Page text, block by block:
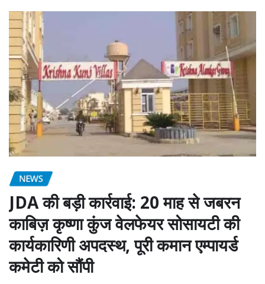
NEWS
JDA की बड़ी कार्रवाई: 20 माह से जबरन
काबिज़ कृष्णा कुंज वेलफेयर सोसायटी की
कार्यकारिणी अपदस्थ, पूरी कमान एम्पायर्ड
कमेटी को सौंपी